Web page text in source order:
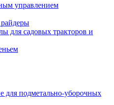
управлением
для садовых тракторов и
для подметально-уборочных